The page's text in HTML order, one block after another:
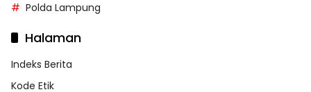
Polda Lampung
Halaman
Indeks Berita
Kode Etik